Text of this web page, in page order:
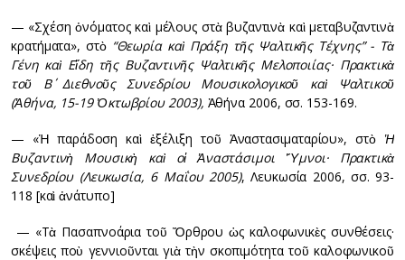
— «Σχέση ὀνόματος καὶ μέλους στὰ βυζαντινὰ καὶ μεταβυζαντινὰ
κρατήματα», στὸ “Θεωρία καὶ Πράξη τῆς Ψαλτικῆς Τέχνης” - Τὰ
Γένη καὶ Εἴδη τῆς Βυζαντινῆς Ψαλτικῆς Μελοποιίας· Πρακτικὰ
τοῦ Β΄ Διεθνοῦς Συνεδρίου Μουσικολογικοῦ καὶ Ψαλτικοῦ
(Ἀθήνα, 15-19 Ὀκτωβρίου 2003), Ἀθήνα 2006, σσ. 153-169.
— «Ἡ παράδοση καὶ ἐξέλιξη τοῦ Ἀναστασιματαρίου», στὸ Ἡ
Βυζαντινὴ Μουσικὴ καὶ οἱ Ἀναστάσιμοι Ὕμνοι· Πρακτικὰ
Συνεδρίου (Λευκωσία, 6 Μαΐου 2005), Λευκωσία 2006, σσ. 93-
118 [καὶ ἀνάτυπο]
— «Τὰ Πασαπνοάρια τοῦ Ὄρθρου ὡς καλοφωνικὲς συνθέσεις·
σκέψεις ποὺ γεννιοῦνται γιὰ τὴν σκοπιμότητα τοῦ καλοφωνικοῦ